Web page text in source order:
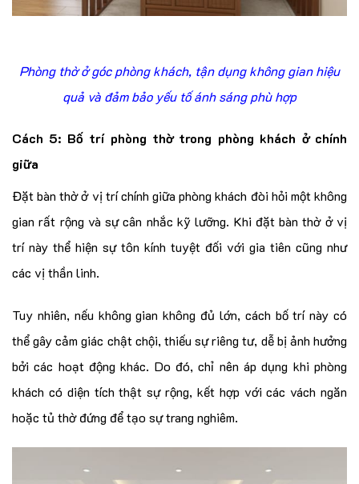
Phòng thờ ở góc phòng khách, tận dụng không gian hiệu
quả và đảm bảo yếu tố ánh sáng phù hợp
Cách 5: Bố trí phòng thờ trong phòng khách ở chính
giữa
Đặt bàn thờ ở vị trí chính giữa phòng khách đòi hỏi một không
gian rất rộng và sự cân nhắc kỹ lưỡng. Khi đặt bàn thờ ở vị
trí này thể hiện sự tôn kính tuyệt đối với gia tiên cũng như
các vị thần linh.
Tuy nhiên, nếu không gian không đủ lớn, cách bố trí này có
thể gây cảm giác chật chội, thiếu sự riêng tư, dễ bị ảnh hưởng
bởi các hoạt động khác. Do đó, chỉ nên áp dụng khi phòng
khách có diện tích thật sự rộng, kết hợp với các vách ngăn
hoặc tủ thờ đứng để tạo sự trang nghiêm.